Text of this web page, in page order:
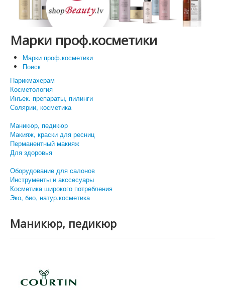
Марки проф.косметики
Марки проф.косметики
Поиск
Парикмахерам
Косметология
Инъек. препараты, пилинги
Солярии, косметика
Маникюр, педикюр
Макияж, краски для ресниц
Перманентный макияж
Для здоровья
Оборудование для салонов
Инструменты и акссесуары
Косметика широкого потребления
Эко, био, натур.косметика
Маникюр, педикюр